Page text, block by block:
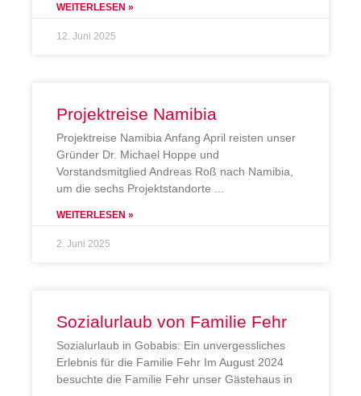
WEITERLESEN »
12. Juni 2025
Projektreise Namibia
Projektreise Namibia Anfang April reisten unser
Gründer Dr. Michael Hoppe und
Vorstandsmitglied Andreas Roß nach Namibia,
um die sechs Projektstandorte
WEITERLESEN »
2. Juni 2025
Sozialurlaub von Familie Fehr
Sozialurlaub in Gobabis: Ein unvergessliches
Erlebnis für die Familie Fehr Im August 2024
besuchte die Familie Fehr unser Gästehaus in